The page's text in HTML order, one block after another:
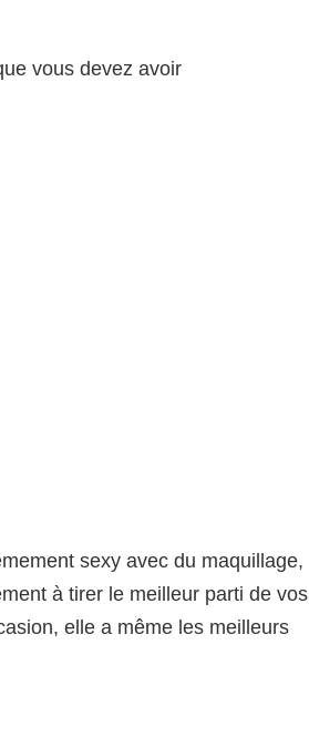
vous devez avoir
sexy avec du maquillage,
à tirer le meilleur parti de vos
elle a même les meilleurs